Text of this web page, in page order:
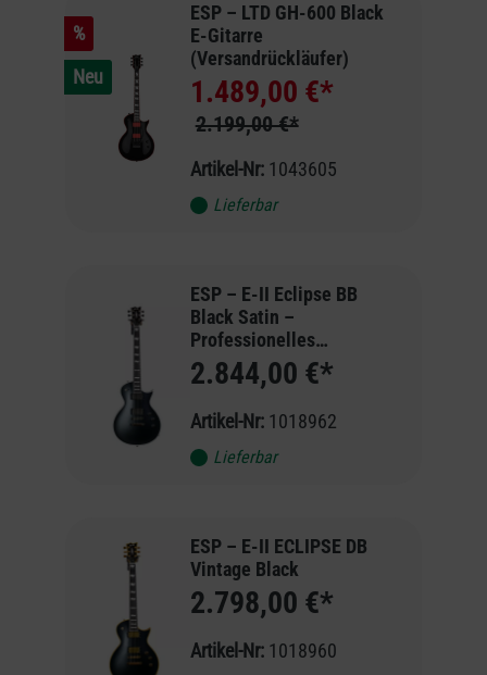
%
Neu
ESP – LTD GH-600 Black
E-Gitarre
(Versandrückläufer)
1.489,00 €*
2.199,00 €*
Artikel-Nr: 1043605
Lieferbar
ESP – E-II Eclipse BB
Black Satin –
Professionelles
Singlecut-Modell aus
Japan
2.844,00 €*
Artikel-Nr: 1018962
Lieferbar
ESP – E-II ECLIPSE DB
Vintage Black
2.798,00 €*
Artikel-Nr: 1018960